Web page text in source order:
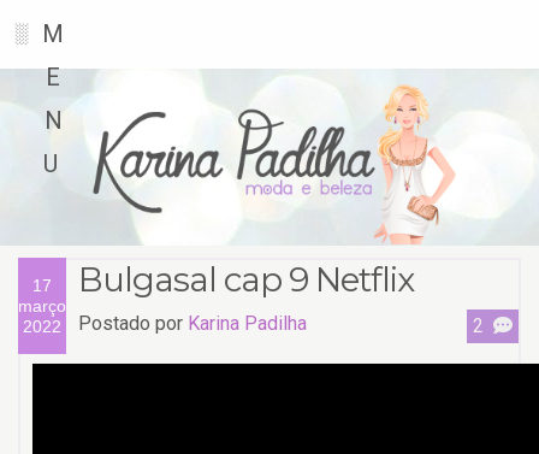
░
M
E
N
U
17
março
2022
Bulgasal cap 9 Netflix
Postado por Karina Padilha 2